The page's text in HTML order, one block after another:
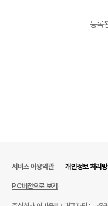
등록
서비스 이용약관 개인정보 처리
PC버전으로 보기